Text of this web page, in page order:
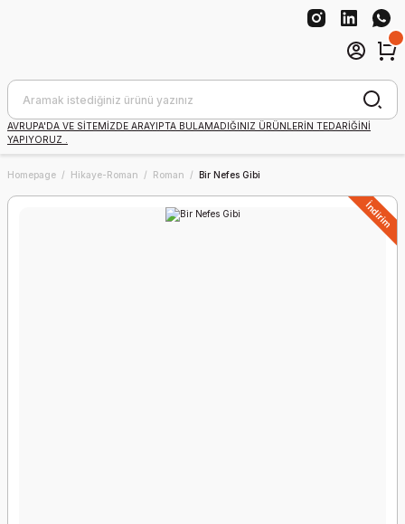
AVRUPA'DA VE SİTEMİZDE ARAYIPTA BULAMADIĞINIZ ÜRÜNLERİN TEDARİĞİNİ
YAPIYORUZ .
Homepage Hikaye-Roman Roman Bir Nefes Gibi
İndirim